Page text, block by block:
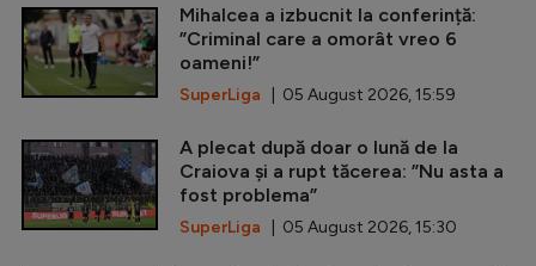
Mihalcea a izbucnit la conferință:
”Criminal care a omorât vreo 6
oameni!”
SuperLiga | 05 August 2026, 15:59
A plecat după doar o lună de la
Craiova și a rupt tăcerea: ”Nu asta a
fost problema”
SuperLiga | 05 August 2026, 15:30